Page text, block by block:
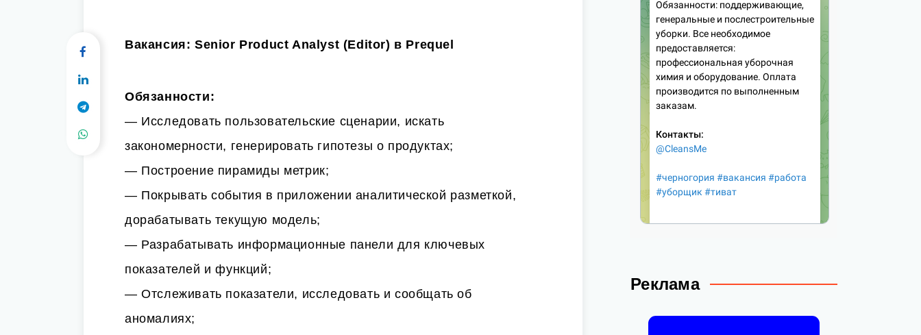
Вакансия: Senior Product Analyst (Editor) в Prequel
Обязанности:
— Исследовать пользовательские сценарии, искать
закономерности, генерировать гипотезы о продуктах;
— Построение пирамиды метрик;
— Покрывать события в приложении аналитической разметкой,
дорабатывать текущую модель;
— Разрабатывать информационные панели для ключевых
показателей и функций;
— Отслеживать показатели, исследовать и сообщать об
аномалиях;
Реклама